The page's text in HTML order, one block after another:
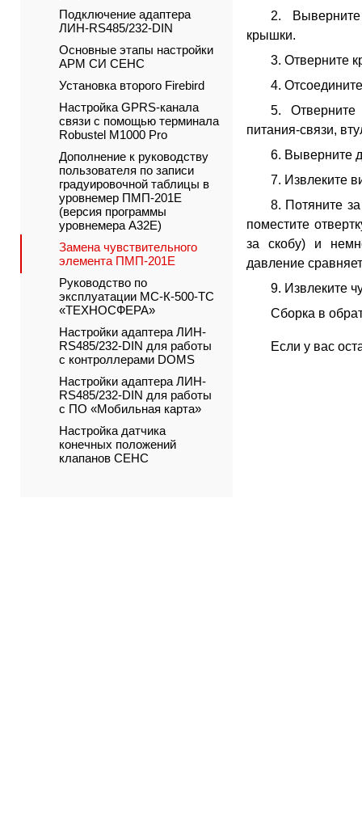
Подключение адаптера
ЛИН-RS485/232-DIN
Основные этапы настройки
АРМ СИ СЕНС
Установка второго Firebird
Настройка GPRS-канала
связи с помощью терминала
Robustel M1000 Pro
Дополнение к руководству
пользователя по записи
градуировочной таблицы в
уровнемер ПМП-201Е
(версия программы
уровнемера A32E)
Замена чувствительного
элемента ПМП-201Е
Руководство по
эксплуатации МС-К-500-ТС
«ТЕХНОСФЕРА»
Настройки адаптера ЛИН-
RS485/232-DIN для работы
с контроллерами DOMS
Настройки адаптера ЛИН-
RS485/232-DIN для работы
с ПО «Мобильная карта»
Настройка датчика
конечных положений
клапанов СЕНС
2. Выверните
крышки.
3. Отверните
4.
5. Отверните
питания-связи,
6. Выверните
7. Извлеките
8. Потяните
поместите
за скобу) и
давление
9. Извлеките
Сборка в
Если у вас